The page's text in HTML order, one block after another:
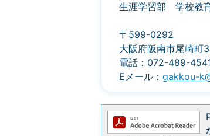
生涯学習部 学校教
〒599-0292
大阪府阪南市尾崎町
電話：072-489-
Eメール： gakkou-